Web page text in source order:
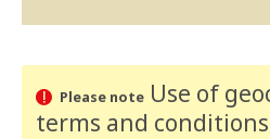
Please noteUse of
terms and conditions